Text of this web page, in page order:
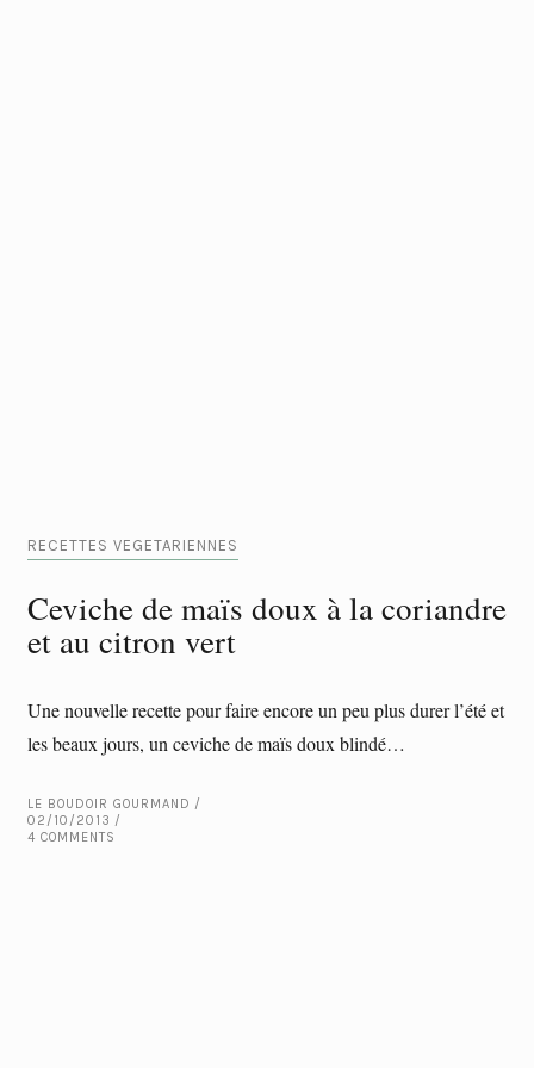
RECETTES VEGETARIENNES
Ceviche de maïs doux à la coriandre
et au citron vert
Une nouvelle recette pour faire encore un peu plus durer l’été et
les beaux jours, un ceviche de maïs doux blindé…
LE BOUDOIR GOURMAND
02/10/2013
4 COMMENTS